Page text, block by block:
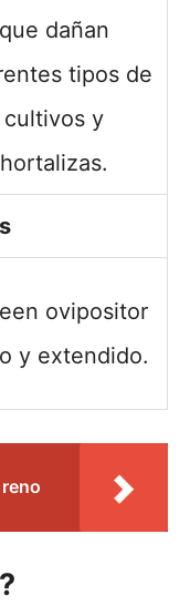
que dañan
tipos de
cultivos y
hortalizas.
ovipositor
y extendido.
?